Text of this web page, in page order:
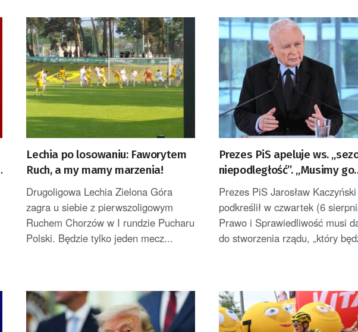
Lechia po losowaniu: Faworytem
Ruch, a my mamy marzenia!
Drugoligowa Lechia Zielona Góra
zagra u siebie z pierwszoligowym
Ruchem Chorzów w I rundzie Pucharu
Polski. Będzie tylko jeden mecz...
Prezes PiS apeluje ws.
niepodległość”. „Musimy go
wykorzystać”
Prezes PiS Jarosław Kaczyński
podkreślił w czwartek (6
Prawo i Sprawiedliwość musi
do stworzenia rządu, „który